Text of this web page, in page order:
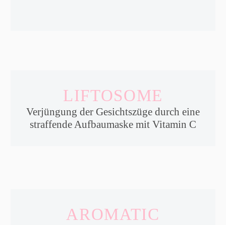
LIFTOSOME
Verjüngung der Gesichtszüge durch eine
straffende Aufbaumaske mit Vitamin C
AROMATIC